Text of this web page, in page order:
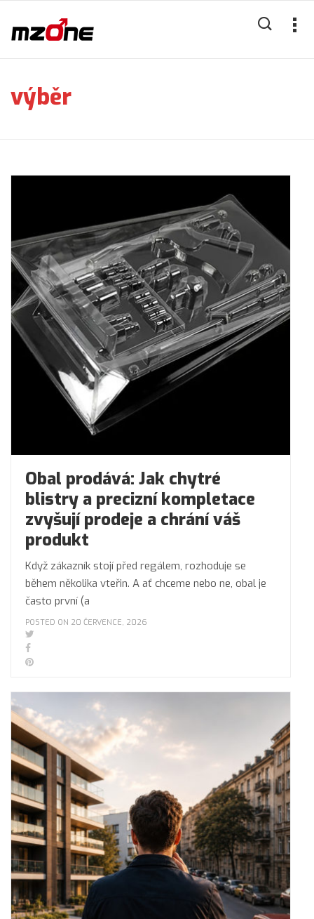
výběr
Obal prodává: Jak chytré
blistry a precizní kompletace
zvyšují prodeje a chrání váš
produkt
Když zákazník stojí před regálem, rozhoduje se
během několika vteřin. A ať chceme nebo ne, obal je
často první (a
POSTED ON 20 ČERVENCE, 2026